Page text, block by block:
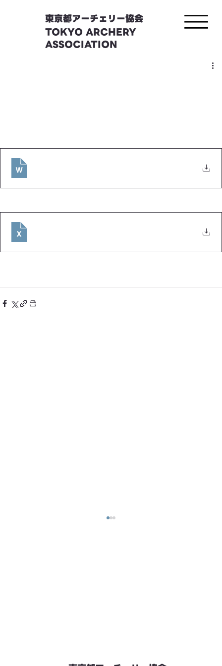
東京都アーチェリー協会
TOKYO ARCHERY
ASSOCIATION